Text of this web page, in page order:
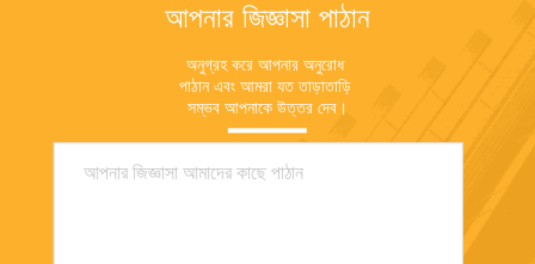
আপনার জিজ্ঞাসা পাঠান
অনুগ্রহ করে আপনার অনুরোধ
পাঠান এবং আমরা যত তাড়াতাড়ি
সম্ভব আপনাকে উত্তর দেব।